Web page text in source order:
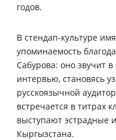
годов.
В стендап-культуре
упоминаемость
Сабурова: оно звучит
интервью, становясь
русскоязычной
встречается в титрах
выступают эстрадные
Кыргызстана.